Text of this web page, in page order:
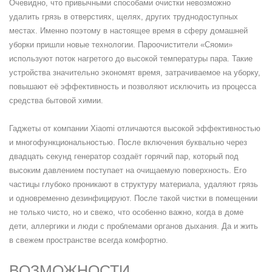
Очевидно, что привычными способами очистки невозможно
удалить грязь в отверстиях, щелях, других труднодоступных
местах. Именно поэтому в настоящее время в сферу домашней
уборки пришли новые технологии. Пароочистители «Сяоми»
используют поток нагретого до высокой температуры пара. Такие
устройства значительно экономят время, затрачиваемое на уборку,
повышают её эффективность и позволяют исключить из процесса
средства бытовой химии.
Гаджеты от компании Xiaomi отличаются высокой эффективностью
и многофункциональностью. После включения буквально через
двадцать секунд генератор создаёт горячий пар, который под
высоким давлением поступает на очищаемую поверхность. Его
частицы глубоко проникают в структуру материала, удаляют грязь
и одновременно дезинфицируют. После такой чистки в помещении
не только чисто, но и свежо, что особенно важно, когда в доме
дети, аллергики и люди с проблемами органов дыхания. Да и жить
в свежем пространстве всегда комфортно.